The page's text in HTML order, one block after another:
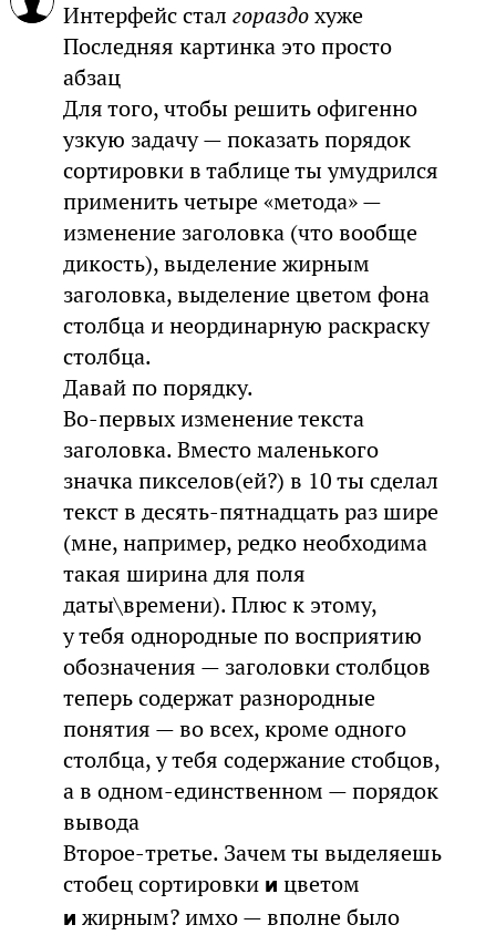
Интерфейс стал гораздохуже
Последняя картинка это просто
абзац
Для того, чтобы решить офигенно
узкую задачу — показать порядок
сортировки в таблице ты умудрился
применить четыре «метода» —
изменение заголовка (что вообще
дикость), выделение жирным
заголовка, выделение цветом фона
столбца и неординарную раскраску
столбца.
Давай по порядку.
Во-первых изменение текста
заголовка. Вместо маленького
значка пикселов(ей?) в 10 ты сделал
текст в десять-пятнадцать раз шире
(мне, например, редко необходима
такая ширина для поля
даты\времени). Плюс к этому,
у тебя однородные по восприятию
обозначения — заголовки столбцов
теперь содержат разнородные
понятия — во всех, кроме одного
столбца, у тебя содержание стобцов,
а в одном-единственном — порядок
вывода
Второе-третье. Зачем ты выделяешь
стобец сортировки и цветом
и жирным? имхо — вполне было